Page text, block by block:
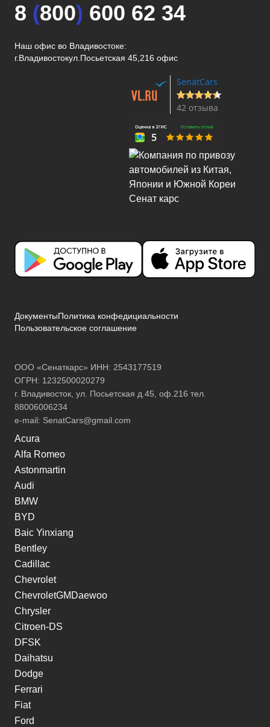
8 (800) 600 62 34
Наш офис во Владивостоке:
г.Владивостокул.Посьетская 45,216 офис
SenatCars
42 отзыва
ДокументыПолитика конфедициальности
Пользовательское соглашение
ООО «Сенаткарс» ИНН: 2543177519
ОГРН: 1232500020279
г. Владивосток, ул. Посьетская д.45, оф.216 тел.
88006006234
e-mail: SenatCars@gmail.com
Acura
Alfa Romeo
Astonmartin
Audi
BMW
BYD
Baic Yinxiang
Bentley
Cadillac
Chevrolet
ChevroletGMDaewoo
Chrysler
Citroen-DS
DFSK
Daihatsu
Dodge
Ferrari
Fiat
Ford